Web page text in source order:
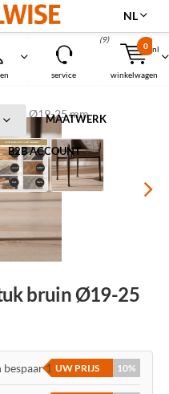
nl
service winkelwagen
0
(9)
NL
MAATWERK
B2B ACCOUNT
Ø19-25 mm
bruin Ø19-25
10%UW PRIJS 10%